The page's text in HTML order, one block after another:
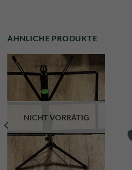
ÄHNLICHE PRODUKTE
NICHT VORRÄTIG